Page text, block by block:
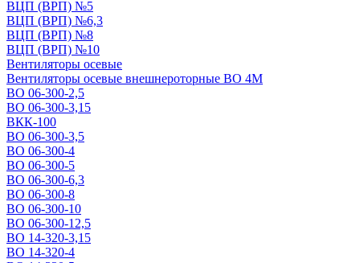
ВЦП (ВРП) №5
ВЦП (ВРП) №6,3
ВЦП (ВРП) №8
ВЦП (ВРП) №10
Вентиляторы осевые
Вентиляторы осевые внешнероторные ВО 4М
ВО 06-300-2,5
ВО 06-300-3,15
ВКК-100
ВО 06-300-3,5
ВО 06-300-4
ВО 06-300-5
ВО 06-300-6,3
ВО 06-300-8
ВО 06-300-10
ВО 06-300-12,5
ВО 14-320-3,15
ВО 14-320-4